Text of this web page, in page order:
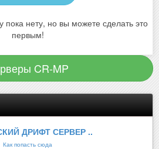
пока нету, но вы можете сделать это
первым!
CR-MP
ДРИФТ СЕРВЕР ..
Как попасть сюда